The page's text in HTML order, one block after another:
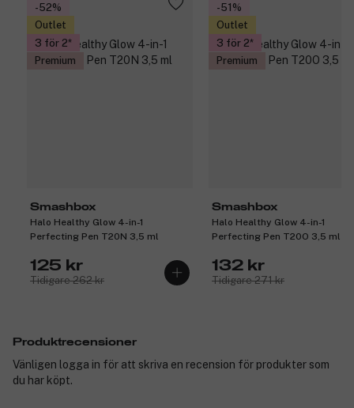
-52%
Outlet
3 för 2
Premium
Smashbox
Halo Healthy Glow 4-in-1
Perfecting Pen T20N 3,5 ml
125 kr
Tidigare 262 kr
-51%
Outlet
3 för 2
Premium
Smashbox
Halo Healthy Glow 4-in-1
Perfecting Pen T20O 3,5 ml
132 kr
Tidigare 271 kr
Produktrecensioner
Vänligen logga in för att skriva en recension för produkter som
du har köpt.